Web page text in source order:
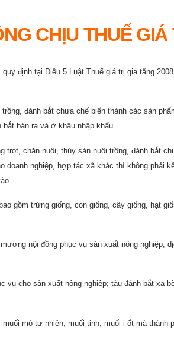
CHỊU THUẾ GIÁ
định tại Điều 5 Luật Thuế giá trị gia tăng 2008
đánh bắt chưa chế biến thành các sản
bán ra và ở khâu nhập khẩu.
trọt, chăn nuôi, thủy sản nuôi trồng, đánh bắt
doanh nghiệp, hợp tác xã khác thì không phải
gồm trứng giống, con giống, cây giống, hạt
nội đồng phục vụ sản xuất nông nghiệp;
vụ cho sản xuất nông nghiệp; tàu đánh bắt xa
mỏ tự nhiên, muối tinh, muối i-ốt mà thành